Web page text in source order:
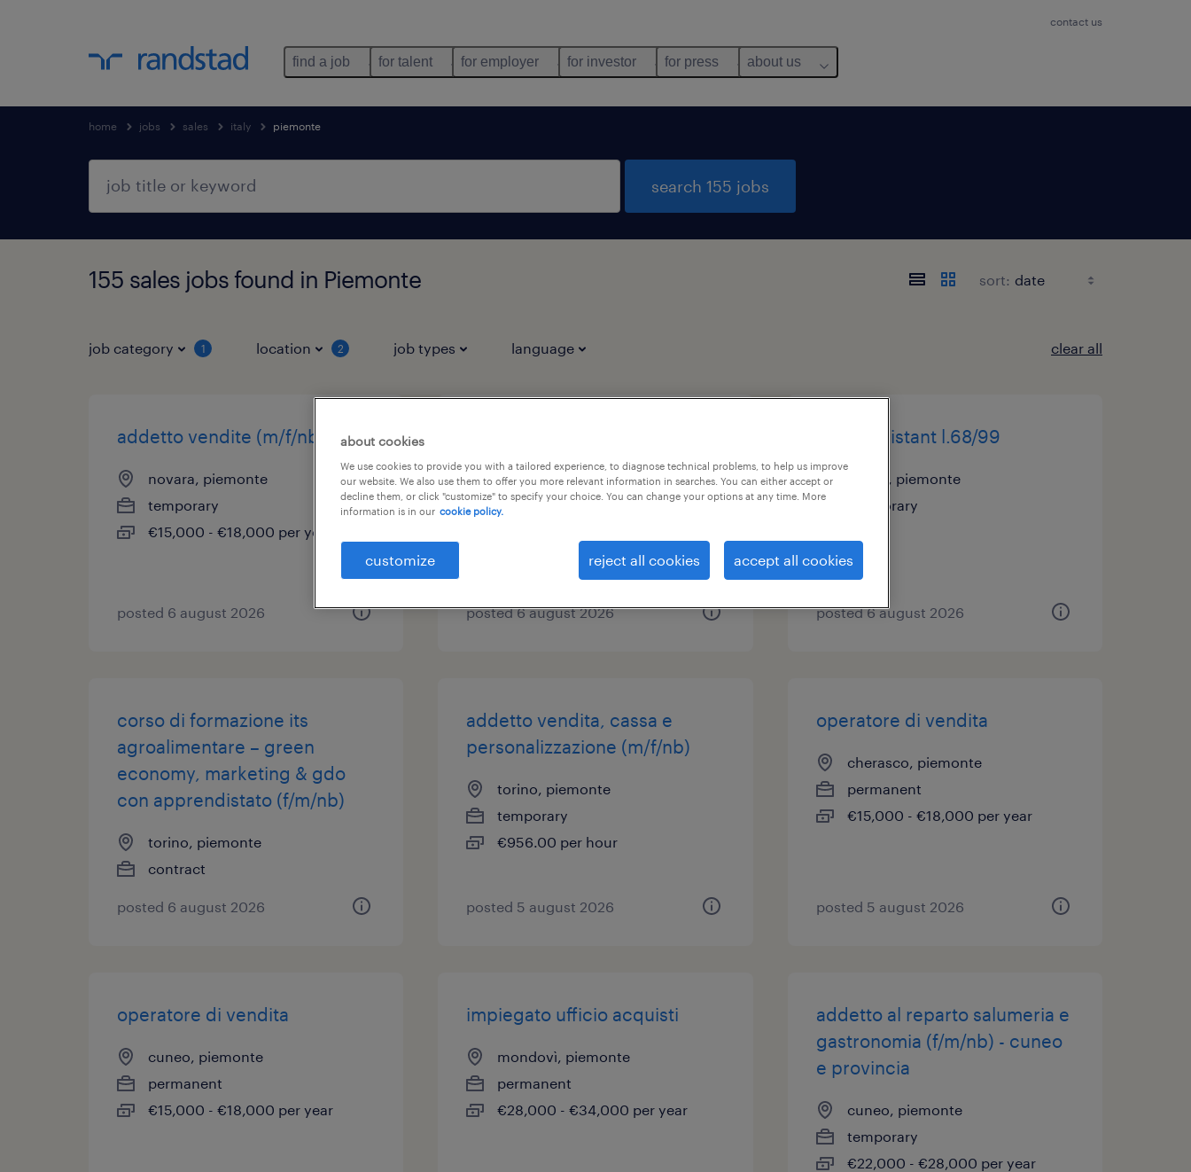
contact us
find a job for talent for employer for investor for press about us
home jobs sales italy piemonte
search 155 jobs
155 sales jobs found in Piemonte sort:
job category 1 location 2 job types language clear all
addetto vendite (m/f/nb)
novara, piemonte
temporary
€15,000 - €18,000 per year
posted 6 august 2026
(f/m/nb)
casalvolone, piemonte
€25,000 - €26,000 per year
posted 6 august 2026
sales assistant l.68/99
torino, piemonte
temporary
posted 6 august 2026
corso di formazione its
agroalimentare – green
economy, marketing & gdo
con apprendistato (f/m/nb)
torino, piemonte
contract
posted 6 august 2026
addetto vendita, cassa e
personalizzazione (m/f/nb)
torino, piemonte
temporary
€956.00 per hour
posted 5 august 2026
operatore di vendita
cherasco, piemonte
permanent
€15,000 - €18,000 per year
posted 5 august 2026
operatore di vendita
cuneo, piemonte
permanent
€15,000 - €18,000 per year
impiegato ufficio acquisti
mondovì, piemonte
permanent
€28,000 - €34,000 per year
addetto al reparto salumeria e
gastronomia (f/m/nb) - cuneo
e provincia
cuneo, piemonte
temporary
€22,000 - €28,000 per year
about cookies
We use cookies to provide you with a tailored experience, to diagnose technical problems, to help us improve
our website. We also use them to offer you more relevant information in searches. You can either accept or
decline them, or click "customize" to specify your choice. You can change your options at any time. More
information is in our cookie policy.
customize reject all cookies accept all cookies